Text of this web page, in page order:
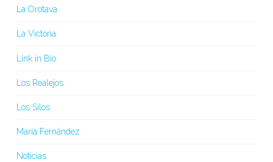
La Orotava
La Victoria
Link in Bio
Los Realejos
Los Silos
María Fernández
Noticias